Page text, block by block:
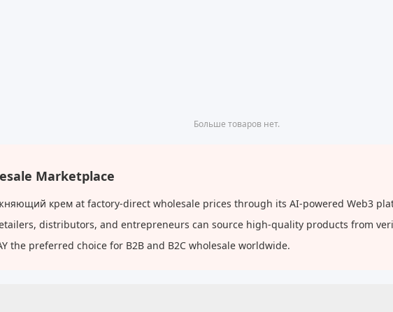
Больше товаров нет.
Marketplace
крем at factory-direct wholesale prices through its AI-powered Web3
distributors, and entrepreneurs can source high-quality products from
the preferred choice for B2B and B2C wholesale worldwide.